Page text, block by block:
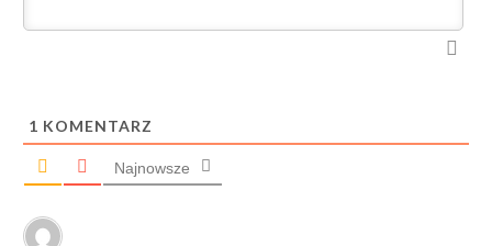
1 KOMENTARZ
Najnowsze